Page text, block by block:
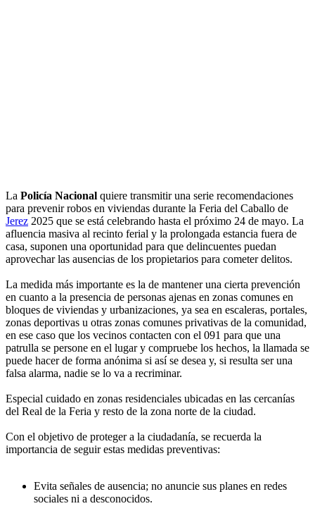
La Policía Nacional quiere transmitir una serie recomendaciones
para prevenir robos en viviendas durante la Feria del Caballo de
Jerez 2025 que se está celebrando hasta el próximo 24 de mayo. La
afluencia masiva al recinto ferial y la prolongada estancia fuera de
casa, suponen una oportunidad para que delincuentes puedan
aprovechar las ausencias de los propietarios para cometer delitos.
La medida más importante es la de mantener una cierta prevención
en cuanto a la presencia de personas ajenas en zonas comunes en
bloques de viviendas y urbanizaciones, ya sea en escaleras, portales,
zonas deportivas u otras zonas comunes privativas de la comunidad,
en ese caso que los vecinos contacten con el 091 para que una
patrulla se persone en el lugar y compruebe los hechos, la llamada se
puede hacer de forma anónima si así se desea y, si resulta ser una
falsa alarma, nadie se lo va a recriminar.
Especial cuidado en zonas residenciales ubicadas en las cercanías
del Real de la Feria y resto de la zona norte de la ciudad.
Con el objetivo de proteger a la ciudadanía, se recuerda la
importancia de seguir estas medidas preventivas:
Evita señales de ausencia; no anuncie sus planes en redes
sociales ni a desconocidos.